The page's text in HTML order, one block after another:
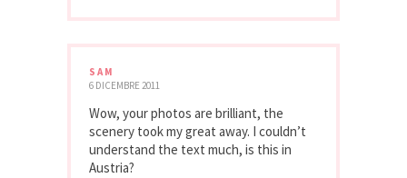
SAM
6 DICEMBRE 2011
Wow, your photos are brilliant, the
scenery took my great away. I couldn’t
understand the text much, is this in
Austria?